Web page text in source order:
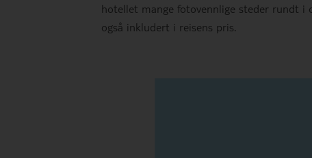
hotellet mange fotovennlige steder rundt i
også inkludert i reisens pris.